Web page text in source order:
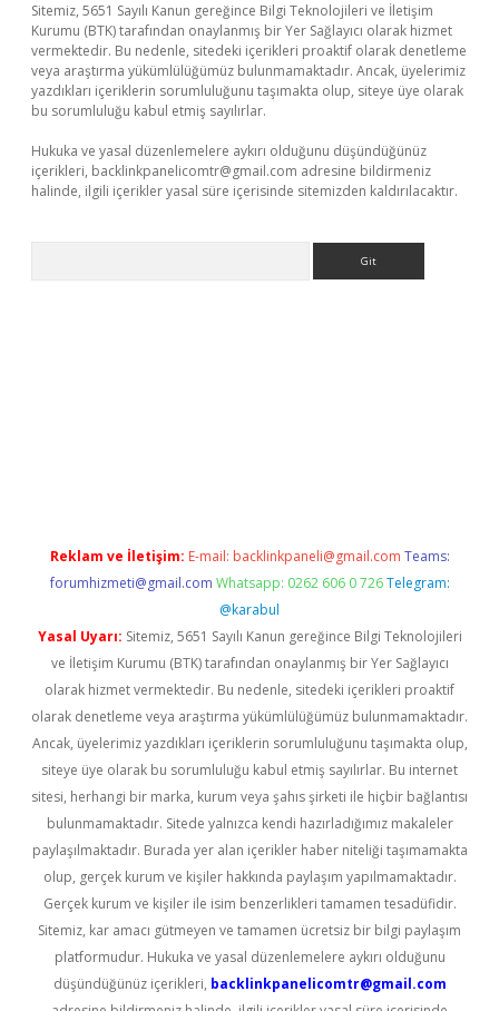
Sitemiz, 5651 Sayılı Kanun gereğince Bilgi Teknolojileri ve İletişim
Kurumu (BTK) tarafından onaylanmış bir Yer Sağlayıcı olarak hizmet
vermektedir. Bu nedenle, sitedeki içerikleri proaktif olarak denetleme
veya araştırma yükümlülüğümüz bulunmamaktadır. Ancak, üyelerimiz
yazdıkları içeriklerin sorumluluğunu taşımakta olup, siteye üye olarak
bu sorumluluğu kabul etmiş sayılırlar.
Hukuka ve yasal düzenlemelere aykırı olduğunu düşündüğünüz
içerikleri, backlinkpanelicomtr@gmail.com adresine bildirmeniz
halinde, ilgili içerikler yasal süre içerisinde sitemizden kaldırılacaktır.
Reklam ve İletişim: E-mail: backlinkpaneli@gmail.com Teams:
forumhizmeti@gmail.com Whatsapp: 0262 606 0 726 Telegram:
@karabul
Yasal Uyarı: Sitemiz, 5651 Sayılı Kanun gereğince Bilgi Teknolojileri
ve İletişim Kurumu (BTK) tarafından onaylanmış bir Yer Sağlayıcı
olarak hizmet vermektedir. Bu nedenle, sitedeki içerikleri proaktif
olarak denetleme veya araştırma yükümlülüğümüz bulunmamaktadır.
Ancak, üyelerimiz yazdıkları içeriklerin sorumluluğunu taşımakta olup,
siteye üye olarak bu sorumluluğu kabul etmiş sayılırlar. Bu internet
sitesi, herhangi bir marka, kurum veya şahıs şirketi ile hiçbir bağlantısı
bulunmamaktadır. Sitede yalnızca kendi hazırladığımız makaleler
paylaşılmaktadır. Burada yer alan içerikler haber niteliği taşımamakta
olup, gerçek kurum ve kişiler hakkında paylaşım yapılmamaktadır.
Gerçek kurum ve kişiler ile isim benzerlikleri tamamen tesadüfidir.
Sitemiz, kar amacı gütmeyen ve tamamen ücretsiz bir bilgi paylaşım
platformudur. Hukuka ve yasal düzenlemelere aykırı olduğunu
düşündüğünüz içerikleri, backlinkpanelicomtr@gmail.com